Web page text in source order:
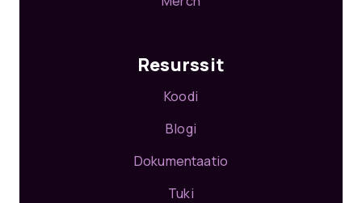
Resurssit
Koodi
Blogi
Dokumentaatio
Tuki